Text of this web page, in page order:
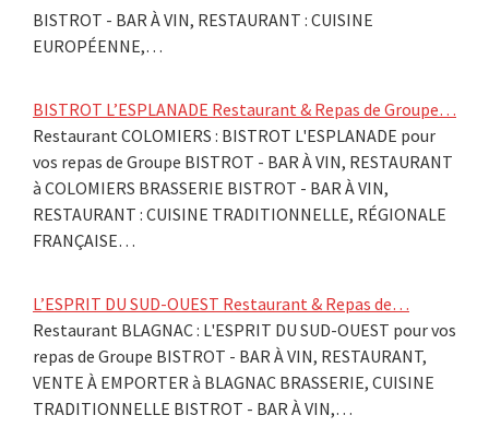
BISTROT - BAR À VIN, RESTAURANT : CUISINE
EUROPÉENNE,…
BISTROT L’ESPLANADE Restaurant & Repas de Groupe…
Restaurant COLOMIERS : BISTROT L'ESPLANADE pour
vos repas de Groupe BISTROT - BAR À VIN, RESTAURANT
à COLOMIERS BRASSERIE BISTROT - BAR À VIN,
RESTAURANT : CUISINE TRADITIONNELLE, RÉGIONALE
FRANÇAISE…
L’ESPRIT DU SUD-OUEST Restaurant & Repas de…
Restaurant BLAGNAC : L'ESPRIT DU SUD-OUEST pour vos
repas de Groupe BISTROT - BAR À VIN, RESTAURANT,
VENTE À EMPORTER à BLAGNAC BRASSERIE, CUISINE
TRADITIONNELLE BISTROT - BAR À VIN,…